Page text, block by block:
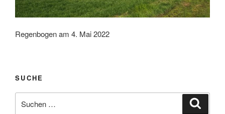
Regenbogen am 4. Mai 2022
SUCHE
nach: